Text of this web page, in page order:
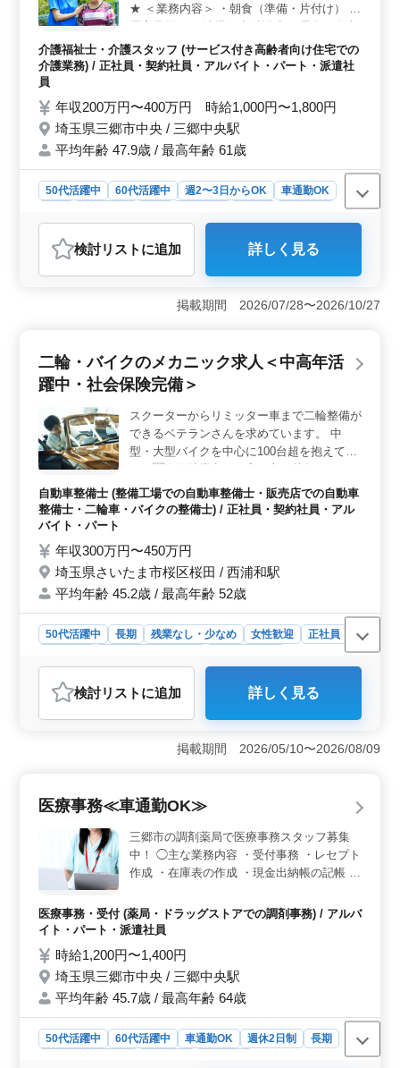
躍中です。お気軽にご応募ください。
★ ＜業務内容＞ ・朝食（準備・片付け） ・
介助 ・生活相談 ・レクリエーション ・夕食
・出迎え、生活援助 ・見回り、緊急対応 等
ライベートとお仕事分けたい方オススメの企
業です☆彡 まずはお気軽にお問い合わせく
ださい！
介護福祉士・介護スタッフ (サービス付き高齢者向け住宅での
介護業務) / 正社員・契約社員・アルバイト・パート・派遣社
員
年収200万円〜400万円 時給1,000円〜1,800円
埼玉県三郷市中央 / 三郷中央駅
平均年齢 47.9歳 / 最高年齢 61歳
50代活躍中 60代活躍中 週2〜3日からOK
車通勤OK
おすすめポイント
＜働く環境と特徴＞ 埼玉県三郷市中央にあるサービス
付高齢者向け住宅では介護士を募集しています。週休2日
制で長期間雇用を希望する方にはぴったりの職場です。
け、居室の見回り、清掃、昼食の食事介助、レクリエー
ションの提供など多岐にわたります。ご利用者とのコミ
りがいです。 ＜福利厚生と働きやすさ＞ サービス
付高齢者向け住宅では通勤手当が支給され、雇用や健
康、労災、厚生面でも充実した福利厚生が整っていま
す。週休2日制で土日もしっかり休めるのでプライベート
の時間を大切にしながら働くことができます。
検討リスト に追加 詳しく見る
掲載期間 2026/07/28〜2026/10/27
二輪・バイクのメカニック求人＜中高年活
躍中・社会保険完備＞
スクーターからリミッター車まで二輪整備が
できるベテランさんを求めています。 中
型・大型バイクを中心に100台超を抱えてお
す。 ・中高年歓迎、50代以上積極採用 ・社
会保険完備 ・交通費全額支給 ・服装自由
自動車整備士 (整備工場での自動車整備士・販売店での自動車
整備士・二輪車・バイクの整備士) / 正社員・契約社員・アル
バイト・パート
年収300万円〜450万円
埼玉県さいたま市桜区桜田 / 西浦和駅
平均年齢 45.2歳 / 最高年齢 52歳
50代活躍中 長期 残業なし・少なめ 女性歓迎
正社員
おすすめポイント
＜中高年の活躍＞ 50代以上の経験豊富な方が積極的に
採用され、安定したキャリアを築くことができます。過
発揮したり、新人の育成に携わることもできます。ま
交通費全額支給など、安心して働ける環境が整っていま
ライベートの両立がしやすい環境です。さらに、定期的
な休暇や有給休暇も取りやすいため、メリハリのあるラ
イフスタイルを実現できます。 ＜技術的な要求＞ 2
級整備士の資格と5年以上の二輪整備経験が求められま
す。高度な技術力が求められる一方で、新しい技術やト
レンドにも積極的に取り組むことができる環境です。自
わることができます。
検討リスト に追加 詳しく見る
掲載期間 2026/05/10〜2026/08/09
医療事務≪車通勤OK≫
三郷市の調剤薬局で医療事務スタッフ募集
中！ ◯主な業務内容 ・受付事務 ・レセプト
作成 ・在庫表の作成 ・現金出納帳の記帳 ・
ッフも活躍中です。 アットホームで働きや
すい職場です。 ＊車通勤OK ＊ブランクOK
医療事務・受付 (薬局・ドラッグストアでの調剤事務) / アルバ
イト・パート・派遣社員
時給1,200円〜1,400円
埼玉県三郷市中央 / 三郷中央駅
平均年齢 45.7歳 / 最高年齢 64歳
50代活躍中 60代活躍中 車通勤OK 週休2日制
長期